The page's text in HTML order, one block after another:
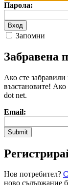
Парола:
Запомни
Забравена
Ако сте
възстановите!
dot net.
Email:
Нов потребител?
ново съдържание